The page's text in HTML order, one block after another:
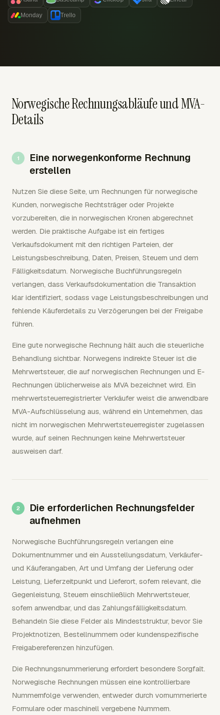
Monday Trello
Norwegische Rechnungsabläufe und MVA-
Details
Eine norwegenkonforme Rechnung
erstellen
Nutzen Sie diese Seite, um Rechnungen für norwegische
Kunden, norwegische Rechtsträger oder Projekte
vorzubereiten, die in norwegischen Kronen abgerechnet
werden. Die praktische Aufgabe ist ein fertiges
Verkaufsdokument mit den richtigen Parteien, der
Leistungsbeschreibung, Daten, Preisen, Steuern und dem
Fälligkeitsdatum. Norwegische Buchführungsregeln
verlangen, dass Verkaufsdokumentation die Transaktion
klar identifiziert, sodass vage Leistungsbeschreibungen und
fehlende Käuferdetails zu Verzögerungen bei der Freigabe
führen.
Eine gute norwegische Rechnung hält auch die steuerliche
Behandlung sichtbar. Norwegens indirekte Steuer ist die
Mehrwertsteuer, die auf norwegischen Rechnungen und E-
Rechnungen üblicherweise als MVA bezeichnet wird. Ein
mehrwertsteuerregistrierter Verkäufer weist die anwendbare
MVA-Aufschlüsselung aus, während ein Unternehmen, das
nicht im norwegischen Mehrwertsteuerregister zugelassen
wurde, auf seinen Rechnungen keine Mehrwertsteuer
ausweisen darf.
Die erforderlichen Rechnungsfelder
aufnehmen
Norwegische Buchführungsregeln verlangen eine
Dokumentnummer und ein Ausstellungsdatum, Verkäufer-
und Käuferangaben, Art und Umfang der Lieferung oder
Leistung, Lieferzeitpunkt und Lieferort, sofern relevant, die
Gegenleistung, Steuern einschließlich Mehrwertsteuer,
sofern anwendbar, und das Zahlungsfälligkeitsdatum.
Behandeln Sie diese Felder als Mindeststruktur, bevor Sie
Projektnotizen, Bestellnummern oder kundenspezifische
Freigabereferenzen hinzufügen.
Die Rechnungsnummerierung erfordert besondere Sorgfalt.
Norwegische Rechnungen müssen eine kontrollierbare
Nummernfolge verwenden, entweder durch vornummerierte
Formulare oder maschinell vergebene Nummern.